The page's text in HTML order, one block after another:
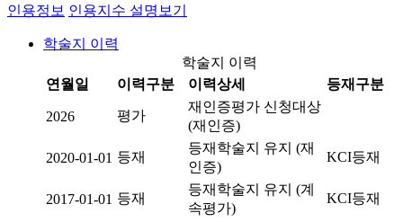
인용정보 인용지수 설명보기
학술지 이력
학술지 이력
연월일
이력구분 이력상세 등재구분
2026 평가
재인증평가 신청대상
(재인증)
2020-01-01 등재
등재학술지 유지 (재
인증)
KCI등재
2017-01-01 등재
등재학술지 유지 (계
속평가)
KCI등재